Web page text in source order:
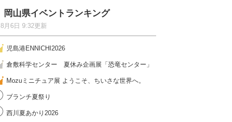
岡山県イベントランキング
8月6日 9:32更新
児島港ENNICHI2026
倉敷科学センター 夏休み企画展「恐竜センター」
Mozuミニチュア展 ようこそ、ちいさな世界へ。
ブランチ夏祭り
西川夏あかり2026